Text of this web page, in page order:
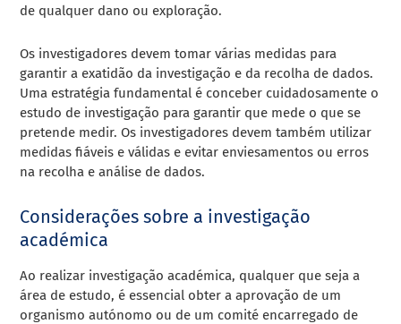
de qualquer dano ou exploração.
Os investigadores devem tomar várias medidas para
garantir a exatidão da investigação e da recolha de dados.
Uma estratégia fundamental é conceber cuidadosamente o
estudo de investigação para garantir que mede o que se
pretende medir. Os investigadores devem também utilizar
medidas fiáveis e válidas e evitar enviesamentos ou erros
na recolha e análise de dados.
Considerações sobre a investigação
académica
Ao realizar investigação académica, qualquer que seja a
área de estudo, é essencial obter a aprovação de um
organismo autónomo ou de um comité encarregado de